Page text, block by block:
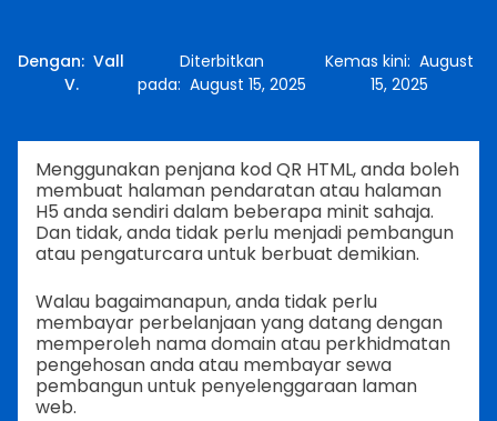
Dengan: Vall
V.
Diterbitkan
pada: August 15, 2025
Kemas kini: August
15, 2025
Menggunakan penjana kod QR HTML, anda boleh
membuat halaman pendaratan atau halaman
H5 anda sendiri dalam beberapa minit sahaja.
Dan tidak, anda tidak perlu menjadi pembangun
atau pengaturcara untuk berbuat demikian.
Walau bagaimanapun, anda tidak perlu
membayar perbelanjaan yang datang dengan
memperoleh nama domain atau perkhidmatan
pengehosan anda atau membayar sewa
pembangun untuk penyelenggaraan laman
web.